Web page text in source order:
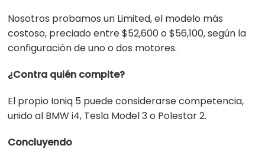
Nosotros probamos un Limited, el modelo más
costoso, preciado entre $52,600 o $56,100, según la
configuración de uno o dos motores.
¿Contra quién compite?
El propio Ioniq 5 puede considerarse competencia,
unido al BMW i4, Tesla Model 3 o Polestar 2.
Concluyendo